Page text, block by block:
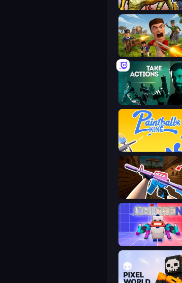
Redcoats.io
Take Actions
Paintball King
KS Z
Chicken CS